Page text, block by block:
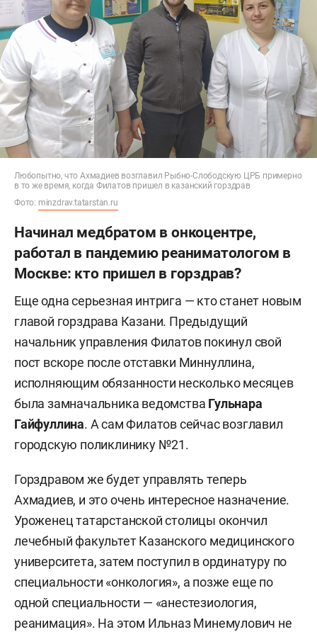
Любопытно, что Ахмадиев возглавил Рыбно-Слободскую ЦРБ примерно
в то же время, когда Филатов пришел в казанский горздрав
Фото: minzdrav.tatarstan.ru
Начинал медбратом в онкоцентре,
работал в пандемию реаниматологом в
Москве: кто пришел в горздрав?
Еще одна серьезная интрига — кто станет новым
главой горздрава Казани. Предыдущий
начальник управления Филатов покинул свой
пост вскоре после отставки Миннуллина,
исполняющим обязанности несколько месяцев
была замначальника ведомства Гульнара
Гайфуллина. А сам Филатов сейчас возглавил
городскую поликлинику №21.
Горздравом же будет управлять теперь
Ахмадиев, и это очень интересное назначение.
Уроженец татарстанской столицы окончил
лечебный факультет Казанского медицинского
университета, затем поступил в ординатуру по
специальности «онкология», а позже еще по
одной специальности — «анестезиология,
реанимация». На этом Ильназ Минемулович не